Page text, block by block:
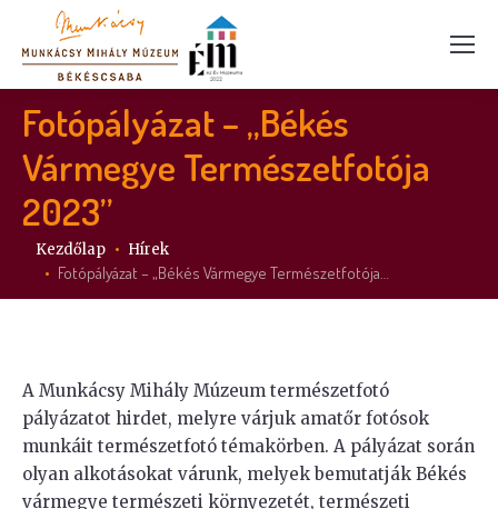
Fotópályázat – „Békés
Vármegye Természetfotója
2023”
Itt vagy:
Kezdőlap Hírek
Fotópályázat – „Békés Vármegye Természetfotója…
A Munkácsy Mihály Múzeum természetfotó
pályázatot hirdet, melyre várjuk amatőr fotósok
munkáit természetfotó témakörben. A pályázat során
olyan alkotásokat várunk, melyek bemutatják Békés
vármegye természeti környezetét, természeti